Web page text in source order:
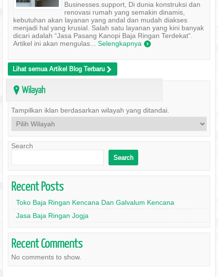
Businesses.support, Di dunia konstruksi dan
renovasi rumah yang semakin dinamis,
kebutuhan akan layanan yang andal dan mudah diakses
menjadi hal yang krusial. Salah satu layanan yang kini banyak
dicari adalah “Jasa Pasang Kanopi Baja Ringan Terdekat“.
Artikel ini akan mengulas... Selengkapnya )
Lihat semua Artikel Blog Terbaru >
? Wilayah
Tampilkan iklan berdasarkan wilayah yang ditandai.
Search
Search
Recent Posts
Toko Baja Ringan Kencana Dan Galvalum Kencana
Jasa Baja Ringan Jogja
Recent Comments
No comments to show.